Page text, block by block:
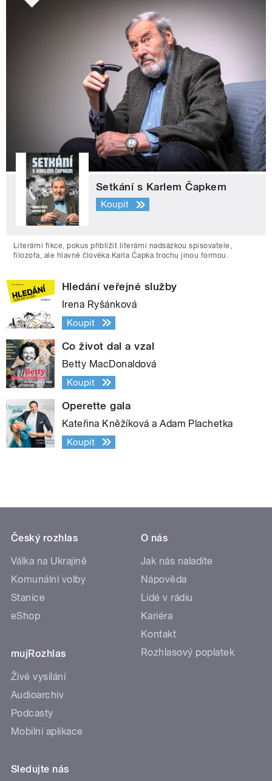
Setkání s Karlem Čapkem
Koupit
Literární fikce, pokus přiblížit literární nadsázkou spisovatele,
filozofa, ale hlavně člověka Karla Čapka trochu jinou formou.
Hledání veřejné služby
Irena Ryšánková
Koupit
Co život dal a vzal
Betty MacDonaldová
Koupit
Operette gala
Kateřina Kněžíková a Adam Plachetka
Koupit
Český rozhlas
Válka na Ukrajině
Komunální volby
Stanice
eShop
mujRozhlas
Živé vysílání
Audioarchiv
Podcasty
Mobilní aplikace
O nás
Jak nás naladíte
Nápověda
Lidé v rádiu
Kariéra
Kontakt
Rozhlasový poplatek
Sledujte nás